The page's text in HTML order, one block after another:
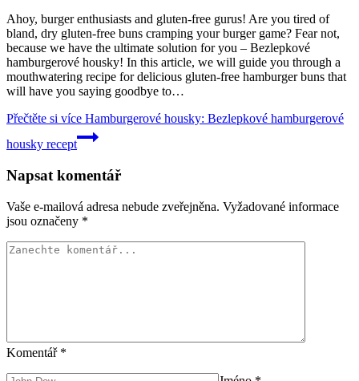
Ahoy, burger enthusiasts and‍ gluten-free⁣ gurus! Are you tired of⁣
bland, dry ‌gluten-free ⁢buns cramping your burger game? Fear not,
because we have the ultimate ⁤solution for you – Bezlepkové
hamburgerové housky! In this article, we will guide you through a
mouthwatering recipe ‍for delicious gluten-free hamburger buns ‌that
will have you saying goodbye to…
Přečtěte si více Hamburgerové housky: Bezlepkové hamburgerové
housky recept
Napsat komentář
Vaše e-mailová adresa nebude zveřejněna. Vyžadované informace
jsou označeny *
Komentář *